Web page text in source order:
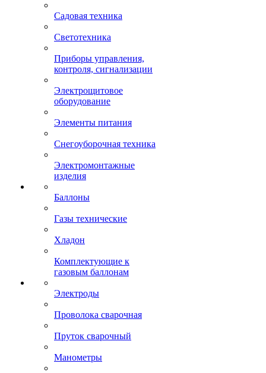
Садовая техника
Светотехника
Приборы управления,
контроля, сигнализации
Электрощитовое
оборудование
Элементы питания
Снегоуборочная техника
Электромонтажные
изделия
Баллоны
Газы технические
Хладон
Комплектующие к
газовым баллонам
Электроды
Проволока сварочная
Пруток сварочный
Манометры